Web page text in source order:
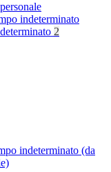
indeterminato
2
indeterminato (da